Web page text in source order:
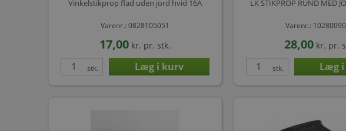
Vinkelstikprop flad uden jord hvid 16A
Varenr.: 0828105051
17,00 kr. pr. stk.
stk.
LK STIKPROP RUND MED
Varenr.:
28,00 kr. pr.
stk.